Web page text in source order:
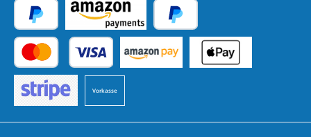
PayPal Amazon Pay Später Bezahlen
Kredit- oder Debitkarte
Vorkasse
Benutzerdefiniertes Bild 1